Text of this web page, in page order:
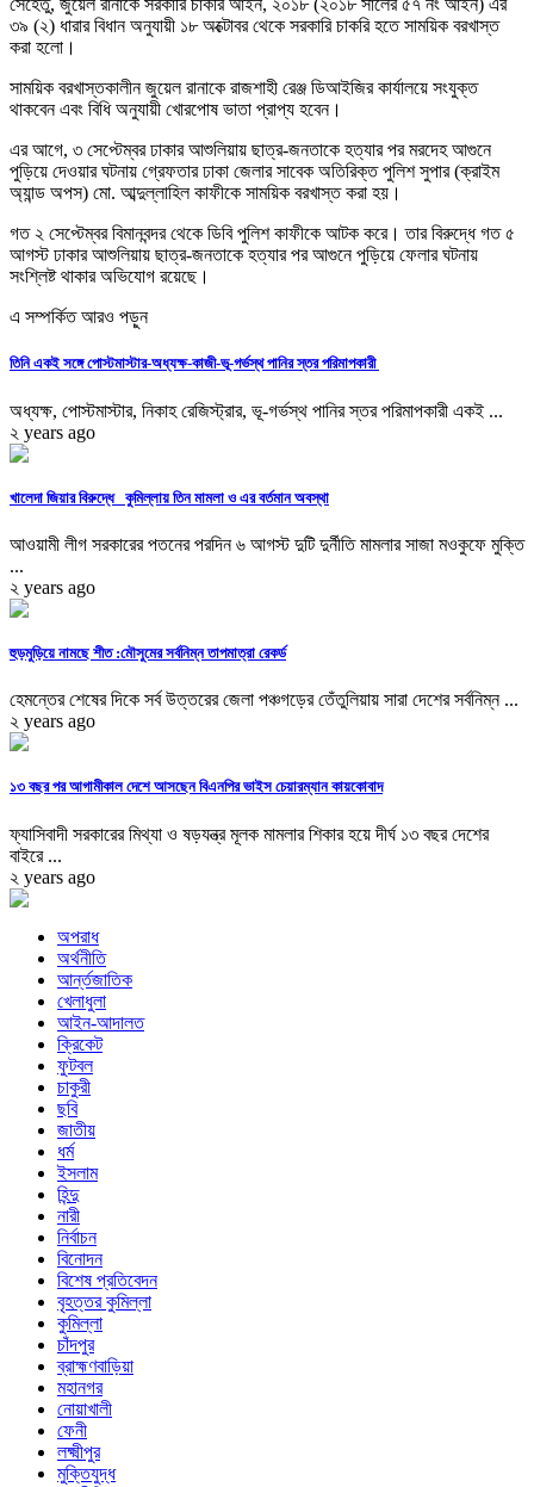
সেহেতু, জুয়েল রানাকে সরকারি চাকরি আইন, ২০১৮ (২০১৮ সালের ৫৭ নং আইন) এর
৩৯ (২) ধারার বিধান অনুযায়ী ১৮ অক্টোবর থেকে সরকারি চাকরি হতে সাময়িক বরখাস্ত
করা হলো।
সাময়িক বরখাস্তকালীন জুয়েল রানাকে রাজশাহী রেঞ্জ ডিআইজির কার্যালয়ে সংযুক্ত
থাকবেন এবং বিধি অনুযায়ী খোরপোষ ভাতা প্রাপ্য হবেন।
এর আগে, ৩ সেপ্টেম্বর ঢাকার আশুলিয়ায় ছাত্র-জনতাকে হত্যার পর মরদেহ আগুনে
পুড়িয়ে দেওয়ার ঘটনায় গ্রেফতার ঢাকা জেলার সাবেক অতিরিক্ত পুলিশ সুপার (ক্রাইম
অ্যান্ড অপস) মো. আব্দুল্লাহিল কাফীকে সাময়িক বরখাস্ত করা হয়।
গত ২ সেপ্টেম্বর বিমানবন্দর থেকে ডিবি পুলিশ কাফীকে আটক করে। তার বিরুদ্ধে গত ৫
আগস্ট ঢাকার আশুলিয়ায় ছাত্র-জনতাকে হত্যার পর আগুনে পুড়িয়ে ফেলার ঘটনায়
সংশ্লিষ্ট থাকার অভিযোগ রয়েছে।
এ সম্পর্কিত আরও পড়ুন
তিনি একই সঙ্গে পোস্টমাস্টার-অধ্যক্ষ-কাজী-ভূ-গর্ভস্থ পানির স্তর পরিমাপকারী
অধ্যক্ষ, পোস্টমাস্টার, নিকাহ রেজিস্ট্রার, ভূ-গর্ভস্থ পানির স্তর পরিমাপকারী একই ...
২ years ago
খালেদা জিয়ার বিরুদ্ধে কুমিল্লায় তিন মামলা ও এর বর্তমান অবস্থা
আওয়ামী লীগ সরকারের পতনের পরদিন ৬ আগস্ট দুটি দুর্নীতি মামলার সাজা মওকুফে মুক্তি
...
২ years ago
হুড়মুড়িয়ে নামছে শীত :মৌসুমের সর্বনিম্ন তাপমাত্রা রেকর্ড
হেমন্তের শেষের দিকে সর্ব উত্তরের জেলা পঞ্চগড়ের তেঁতুলিয়ায় সারা দেশের সর্বনিম্ন ...
২ years ago
১৩ বছর পর আগামীকাল দেশে আসছেন বিএনপির ভাইস চেয়ারম্যান কায়কোবাদ
ফ্যাসিবাদী সরকারের মিথ্যা ও ষড়যন্ত্র মূলক মামলার শিকার হয়ে দীর্ঘ ১৩ বছর দেশের
বাইরে ...
২ years ago
অপরাধ
অর্থনীতি
আর্ন্তজাতিক
খেলাধুলা
আইন-আদালত
ক্রিকেট
ফুটবল
চাকুরী
ছবি
জাতীয়
ধর্ম
ইসলাম
হিন্দু
নারী
নির্বাচন
বিনোদন
বিশেষ প্রতিবেদন
বৃহত্তর কুমিল্লা
কুমিল্লা
চাঁদপুর
ব্রাহ্মণবাড়িয়া
মহানগর
নোয়াখালী
ফেনী
লক্ষ্মীপুর
মুক্তিযুদ্ধ